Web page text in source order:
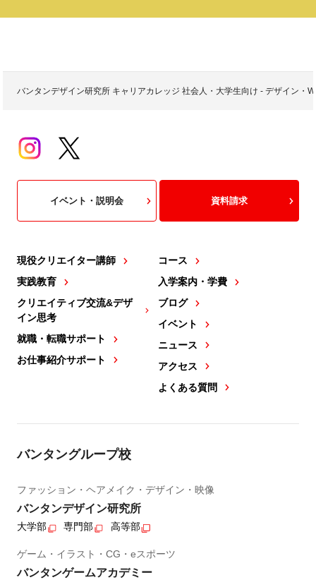
バンタンデザイン研究所 キャリアカレッジ 社会人・大学生向け - デザイン・
現役クリエイター講師
実践教育
クリエイティブ交流&デザ
イン思考
就職・転職サポート
お仕事紹介サポート
コース
入学案内・学費
ブログ
イベント
ニュース
アクセス
よくある質問
イベント・説明会 資料請求
バンタングループ校
ファッション・ヘアメイク・デザイン・映像
バンタンデザイン研究所
大学部 専門部 高等部
ゲーム・イラスト・CG・eスポーツ
バンタンゲームアカデミー